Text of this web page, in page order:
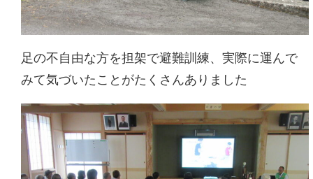
足の不自由な方を担架で避難訓練、実際に運んで
みて気づいたことがたくさんありました